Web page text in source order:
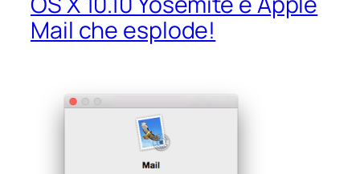
Mail che esplode!